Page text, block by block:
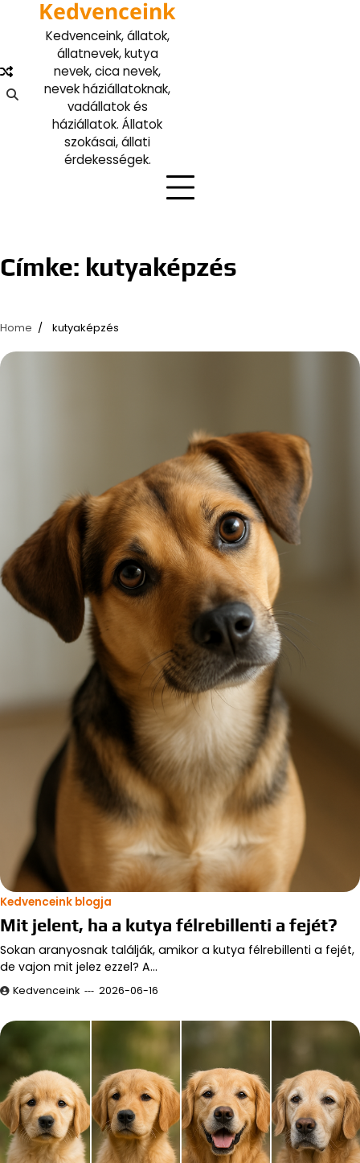
Kedvenceink
Kedvenceink, állatok,
állatnevek, kutya
nevek, cica nevek,
nevek háziállatoknak,
vadállatok és
háziállatok. Állatok
szokásai, állati
érdekességek.
Címke: kutyaképzés
Home kutyaképzés
Kedvenceink blogja
Mit jelent, ha a kutya félrebillenti a fejét?
Sokan aranyosnak találják, amikor a kutya félrebillenti a fejét,
de vajon mit jelez ezzel? A…
Kedvenceink 2026-06-16